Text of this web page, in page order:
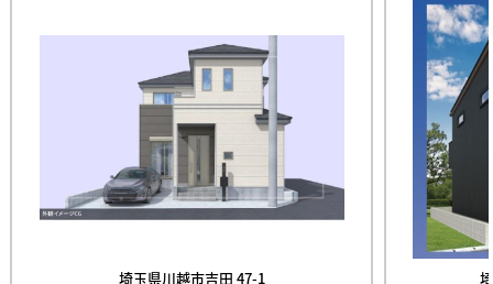
埼玉県川越市吉田 47-1